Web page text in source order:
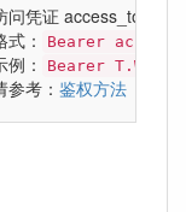
问凭证 access_token
式：
Bearer
例： Bearer
参考： 鉴权方法